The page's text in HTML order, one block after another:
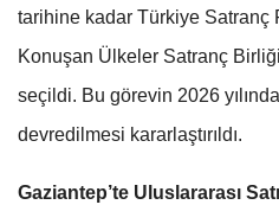
tarihine kadar Türkiye Satranç
Konuşan Ülkeler Satranç
seçildi. Bu görevin 2026
devredilmesi kararlaştırıldı.
Gaziantep’te Uluslararası